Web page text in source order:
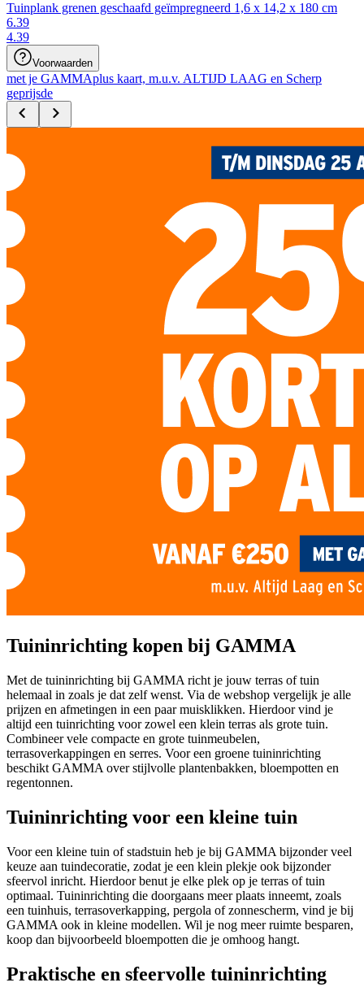
Tuinplank grenen geschaafd geïmpregneerd 1,6 x 14,2 x 180 cm
6.39
4.39
Voorwaarden
met je GAMMAplus kaart, m.u.v. ALTIJD LAAG en Scherp
geprijsde
Tuininrichting kopen bij GAMMA
Met de tuininrichting bij GAMMA richt je jouw terras of tuin
helemaal in zoals je dat zelf wenst. Via de webshop vergelijk je alle
prijzen en afmetingen in een paar muisklikken. Hierdoor vind je
altijd een tuinrichting voor zowel een klein terras als grote tuin.
Combineer vele compacte en grote tuinmeubelen,
terrasoverkappingen en serres. Voor een groene tuininrichting
beschikt GAMMA over stijlvolle plantenbakken, bloempotten en
regentonnen.
Tuininrichting voor een kleine tuin
Voor een kleine tuin of stadstuin heb je bij GAMMA bijzonder veel
keuze aan tuindecoratie, zodat je een klein plekje ook bijzonder
sfeervol inricht. Hierdoor benut je elke plek op je terras of tuin
optimaal. Tuininrichting die doorgaans meer plaats inneemt, zoals
een tuinhuis, terrasoverkapping, pergola of zonnescherm, vind je bij
GAMMA ook in kleine modellen. Wil je nog meer ruimte besparen,
koop dan bijvoorbeeld bloempotten die je omhoog hangt.
Praktische en sfeervolle tuininrichting